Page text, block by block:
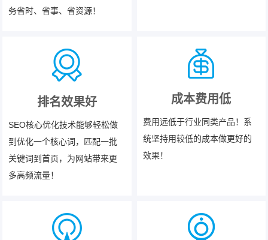
务省时、省事、省资源！
排名效果好
SEO核心优化技术能够轻松做
到优化一个核心词，匹配一批
关键词到首页，为网站带来更
多高频流量！
成本费用低
费用远低于行业同类产品！系
统坚持用较低的成本做更好的
效果！